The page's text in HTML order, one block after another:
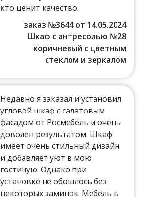
кто ценит качество.
заказ №3644 от 14.05.2024
Шкаф с антресолью №28
коричневый с цветным
стеклом и зеркалом
Недавно я заказал и установил
угловой шкаф с салатовым
фасадом от Росмебель и очень
доволен результатом. Шкаф
имеет очень стильный дизайн
и добавляет уют в мою
гостиную. Однако при
установке не обошлось без
некоторых заминок. Мебель в